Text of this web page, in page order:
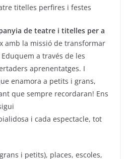
de teatre i titelles per a
amb la missió de transformar
a través de les
aprenentatges. I
enamora a petits i grans,
que sempre recordaran! Ens
i cada espectacle, tot
i petits), places, escoles,